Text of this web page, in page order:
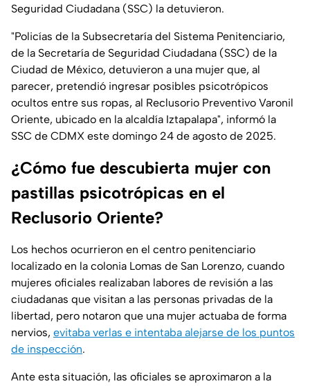
Seguridad Ciudadana (SSC) la detuvieron.
"Policías de la Subsecretaría del Sistema Penitenciario,
de la Secretaría de Seguridad Ciudadana (SSC) de la
Ciudad de México, detuvieron a una mujer que, al
parecer, pretendió ingresar posibles psicotrópicos
ocultos entre sus ropas, al Reclusorio Preventivo Varonil
Oriente, ubicado en la alcaldía Iztapalapa", informó la
SSC de CDMX este domingo 24 de agosto de 2025.
¿Cómo fue descubierta mujer con
pastillas psicotrópicas en el
Reclusorio Oriente?
Los hechos ocurrieron en el centro penitenciario
localizado en la colonia Lomas de San Lorenzo, cuando
mujeres oficiales realizaban labores de revisión a las
ciudadanas que visitan a las personas privadas de la
libertad, pero notaron que una mujer actuaba de forma
nervios, evitaba verlas e intentaba alejarse de los puntos
de inspección.
Ante esta situación, las oficiales se aproximaron a la